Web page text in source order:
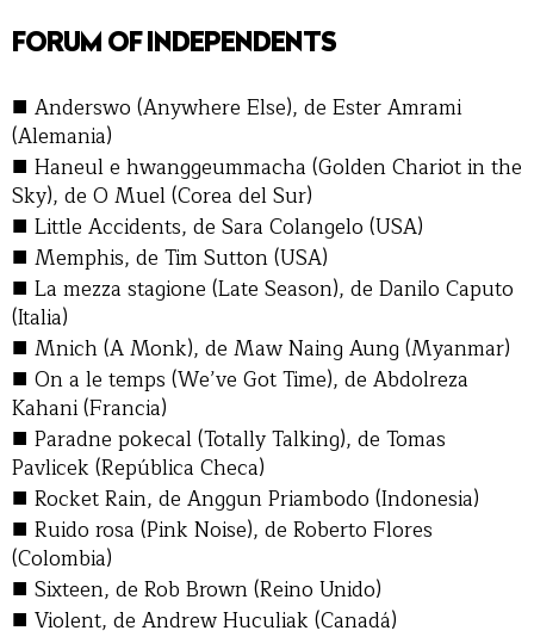
FORUM OF INDEPENDENTS
■ Anderswo (Anywhere Else), de Ester Amrami
(Alemania)
■ Haneul e hwanggeummacha (Golden Chariot in the
Sky), de O Muel (Corea del Sur)
■ Little Accidents, de Sara Colangelo (USA)
■ Memphis, de Tim Sutton (USA)
■ La mezza stagione (Late Season), de Danilo Caputo
(Italia)
■ Mnich (A Monk), de Maw Naing Aung (Myanmar)
■ On a le temps (We’ve Got Time), de Abdolreza
Kahani (Francia)
■ Paradne pokecal (Totally Talking), de Tomas
Pavlicek (República Checa)
■ Rocket Rain, de Anggun Priambodo (Indonesia)
■ Ruido rosa (Pink Noise), de Roberto Flores
(Colombia)
■ Sixteen, de Rob Brown (Reino Unido)
■ Violent, de Andrew Huculiak (Canadá)